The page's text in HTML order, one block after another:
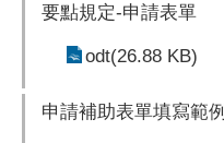
要點規定-申請表單
odt(26.88 KB)
申請補助表單填寫範例